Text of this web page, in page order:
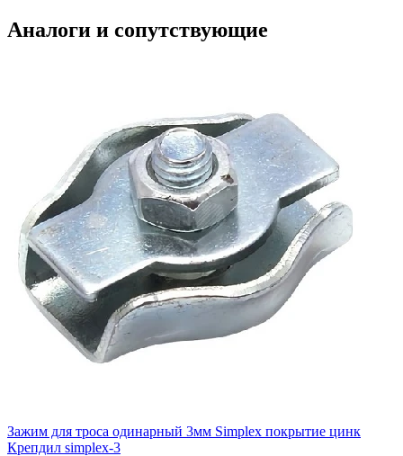
Аналоги и сопутствующие
Зажим для троса одинарный 3мм Simplex покрытие цинк
Крепдил simplex-3